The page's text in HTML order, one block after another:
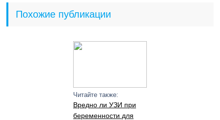
Похожие публикации
Читайте также:
Вредно ли УЗИ при
беременности для